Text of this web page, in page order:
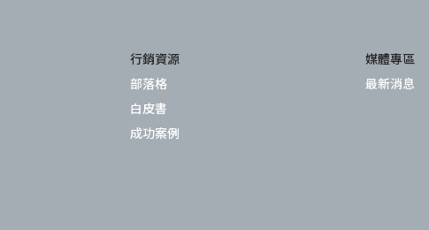
行銷資源
部落格
白皮書
成功案例
媒體專區
最新消息